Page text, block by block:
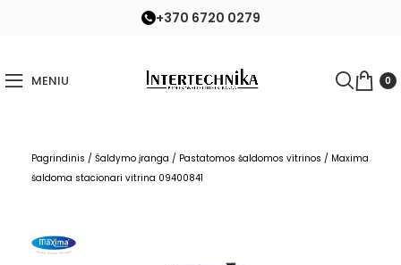
+370 6720 0279
MENIU 0
Pagrindinis / Šaldymo įranga / Pastatomos šaldomos vitrinos / Maxima
šaldoma stacionari vitrina 09400841